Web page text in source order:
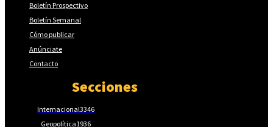
Boletín Prospectivo
Boletín Semanal
Cómo publicar
Anúnciate
Contacto
Secciones
Internacional3346
Geopolítica1936